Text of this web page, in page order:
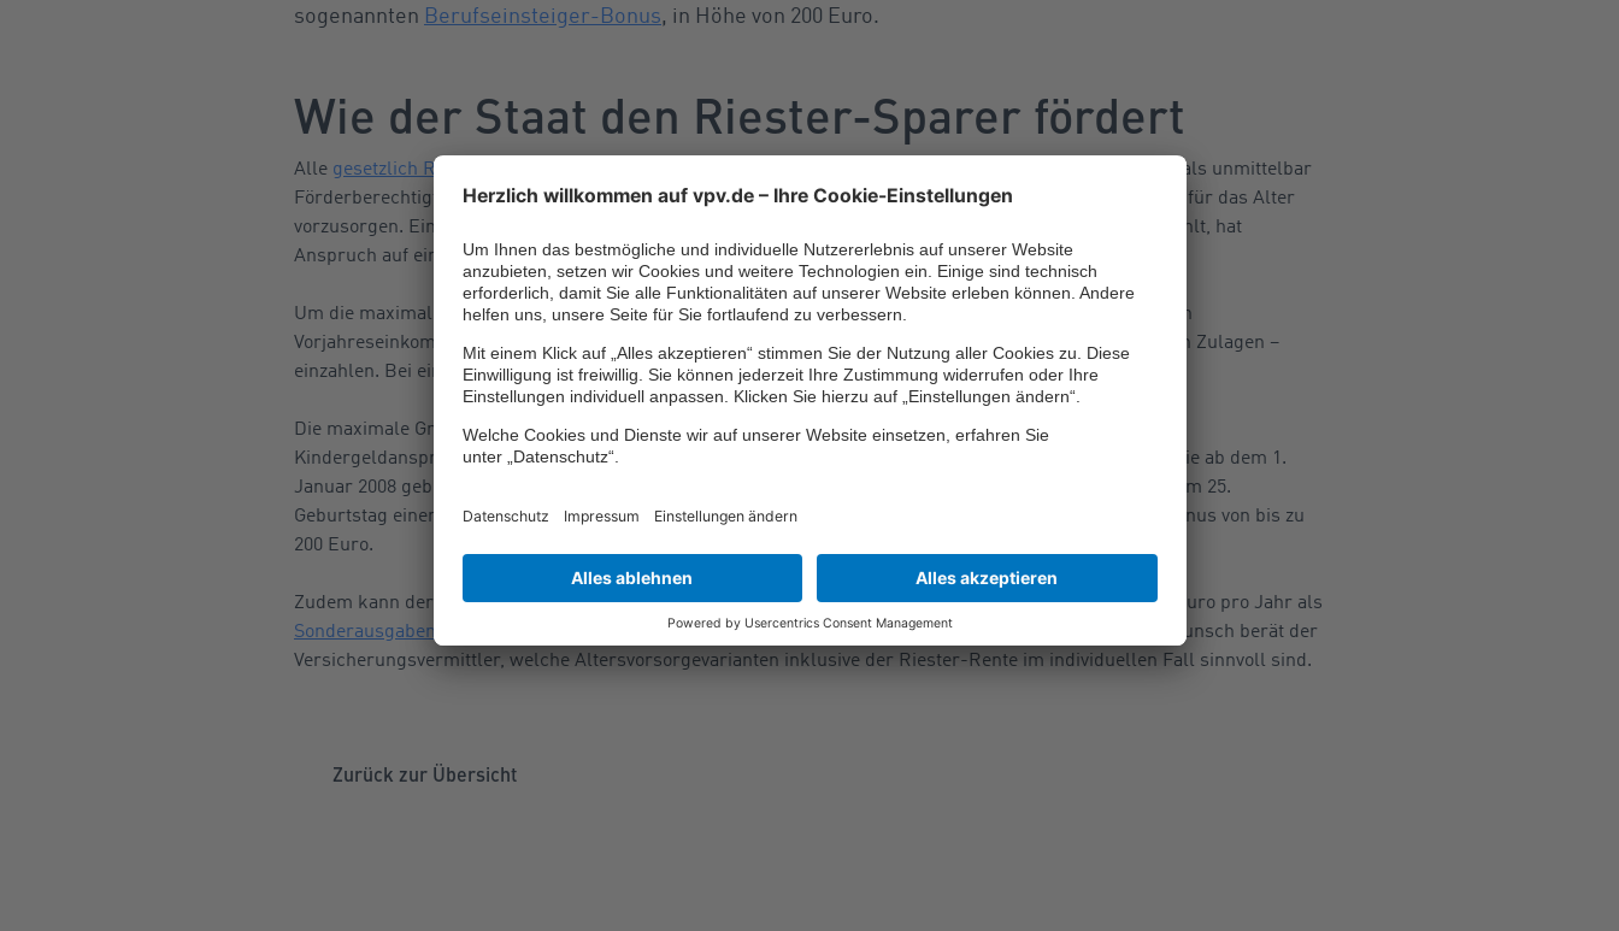
sogenannten Berufseinsteiger-Bonus, in Höhe von 200 Euro.
Wie der Staat den Riester-Sparer fördert
Alle gesetzlich Rentenversicherungs-Pflichtigen
wie Arbeitnehmer und Auszubildenden sind berechtigt, als unmittelbar
Förderberechtigte und ihre Ehepartner als mittelbar Förderberechtigte mit einem Riester-Rentenvertrag für das Alter
vorzusorgen. Ein Riester-Sparer, der selbst mindestens 60 Euro im Jahr in den geförderten Vertrag einzahlt, hat
Anspruch auf eine staatliche GrundzulageundKinderzulage sowie auch steuerliche Vergünstigungen.
Um die maximale Zulagenhöhe zu erhalten, muss man vier Prozent seines sozialversicherungs-pflichtigen
Vorjahreseinkommens in den Riester-Vertrag als Sparbeitrag – also Eigenbeitrag inklusive der staatlichen Zulagen –
einzahlen. Bei einem geringeren Sparbeitrag gibt es eine anteilig geringere Zulagenhöhe.
Die maximale Grundzulage beträgt 175 Euro pro Jahr. Für jedes Kind des Riester-Sparers, für das ein
Kindergeldanspruch besteht, erhält er als Kinderzulage zusätzlich bis zu 185 Euro pro Jahr. Für Kinder, die ab dem 1.
Januar 2008 geboren sind, sind es 300 Euro. Wie bereits erwähnt, erhalten Förderberechtigte, die vor ihrem 25.
Geburtstag einen Riester-Vertrag abgeschlossen haben, zusätzlich einen einmaligen Berufseinsteiger-Bonus von bis zu
200 Euro.
Zudem kann der Riester-Sparer seine in einen Riester-Vertrag eingezahlten Beiträge bis maximal 2.100 Euro pro Jahr als
Sonderausgaben steuerlich absetzen
, wenn die Steuerersparnis dadurch höher ist als die Zulagen. Auf Wunsch berät der
Versicherungsvermittler, welche Altersvorsorgevarianten inklusive der Riester-Rente im individuellen Fall sinnvoll sind.
Zurück zur Übersicht